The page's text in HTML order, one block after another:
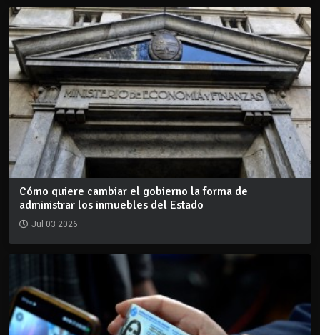
Cómo quiere cambiar el gobierno la forma de
administrar los inmuebles del Estado
Jul 03 2026